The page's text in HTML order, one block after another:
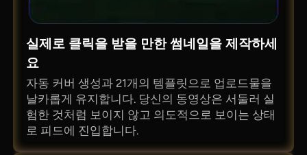
실제로 클릭을 받을 만한 썸네일을 제작하세
요
자동 커버 생성과 21개의 템플릿으로 업로드물을
날카롭게 유지합니다. 당신의 동영상은 서둘러 실
험한 것처럼 보이지 않고 의도적으로 보이는 상태
로 피드에 진입합니다.